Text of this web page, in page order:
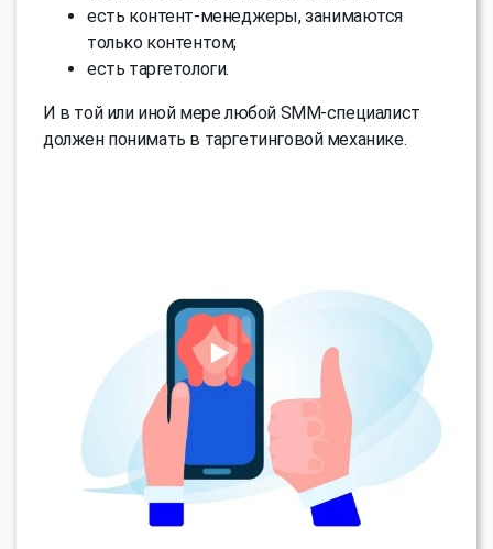
есть контент-менеджеры, занимаются
только контентом;
есть таргетологи.
И в той или иной мере любой SMM-специалист
должен понимать в таргетинговой механике.